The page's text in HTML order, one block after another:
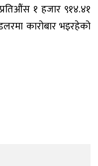
प्रतिऔंस १ हजार ९१४.४१
कारोबार भइरहेको